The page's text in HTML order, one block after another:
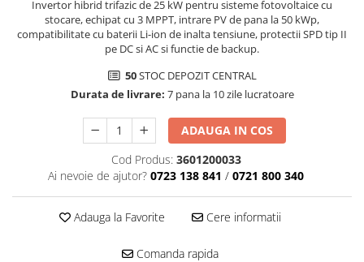
Invertor hibrid trifazic de 25 kW pentru sisteme fotovoltaice cu
stocare, echipat cu 3 MPPT, intrare PV de pana la 50 kWp,
compatibilitate cu baterii Li-ion de inalta tensiune, protectii SPD tip II
pe DC si AC si functie de backup.
50STOC DEPOZIT CENTRAL
Durata de livrare: 7 pana la 10 zile lucratoare
ADAUGA IN COS
Cod Produs: 3601200033
Ai nevoie de ajutor? 0723 138 841 / 0721 800 340
Adauga la Favorite Cere informatii
Comanda rapida